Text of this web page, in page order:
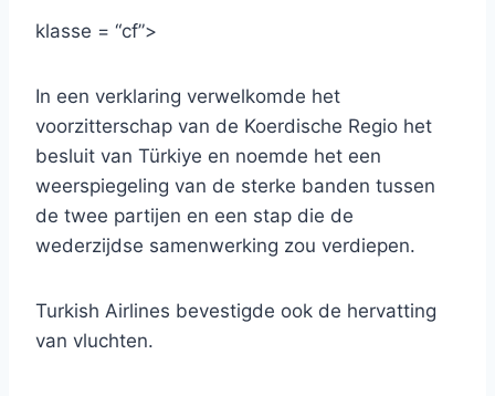
klasse = “cf”>
In een verklaring verwelkomde het
voorzitterschap van de Koerdische Regio het
besluit van Türkiye en noemde het een
weerspiegeling van de sterke banden tussen
de twee partijen en een stap die de
wederzijdse samenwerking zou verdiepen.
Turkish Airlines bevestigde ook de hervatting
van vluchten.